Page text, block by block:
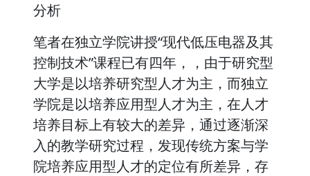
分析
笔者在独立学院讲授“现代低压电器及其
控制技术”课程已有四年，，由于研究型
大学是以培养研究型人才为主，而独立
学院是以培养应用型人才为主，在人才
培养目标上有较大的差异，通过逐渐深
入的教学研究过程，发现传统方案与学
院培养应用型人才的定位有所差异，存